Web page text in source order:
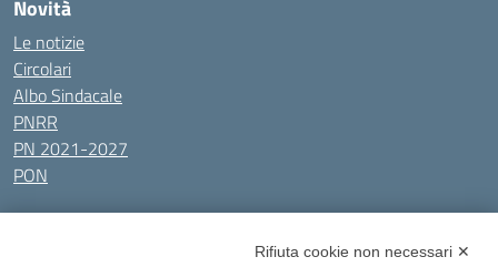
Novità
Le notizie
Circolari
Albo Sindacale
PNRR
PN 2021-2027
PON
Tutti gli argomenti
Rifiuta cookie non necessari ✕